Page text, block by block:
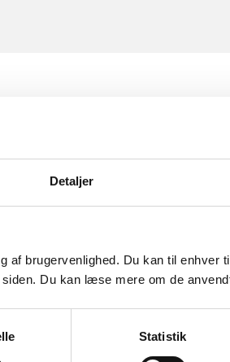
Detaljer
af brugervenlighed. Du kan til
Du kan læse mere om de
Statistik